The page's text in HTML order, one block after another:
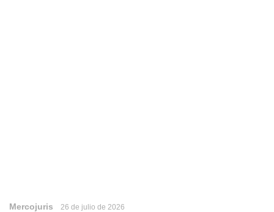
Mercojuris 26 de julio de 2026